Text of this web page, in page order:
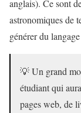
anglais). Ce sont
astronomiques de
générer du
💡 Un grand
étudiant qui
pages web, de